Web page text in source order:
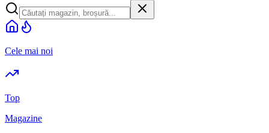
Cele mai noi
Top
Magazine